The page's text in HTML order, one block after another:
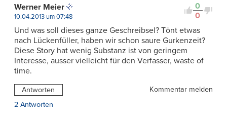
0
0
Werner Meier
10.04.2013 um 07:48
Und was soll dieses ganze Geschreibsel? Tönt etwas
nach Lückenfüller, haben wir schon saure Gurkenzeit?
Diese Story hat wenig Substanz ist von geringem
Interesse, ausser vielleicht für den Verfasser, waste of
time.
Antworten
Kommentar melden
2 Antworten